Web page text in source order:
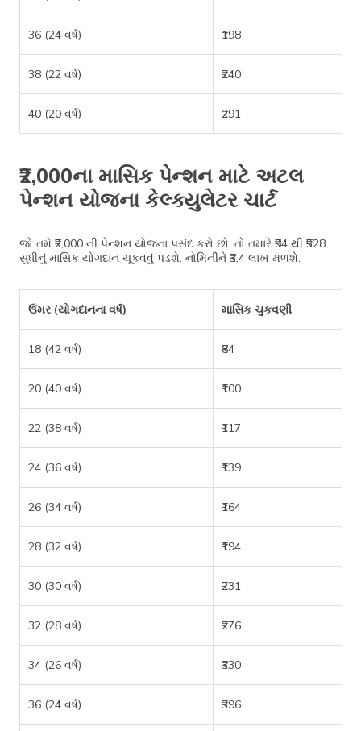
36 (24 વર્ષ) ₹198
38 (22 વર્ષ) ₹240
40 (20 વર્ષ) ₹291
₹2,000ના માસિક પેન્શન માટે અટલ
પેન્શન યોજના કેલ્ક્યુલેટર ચાર્ટ
જો તમે ₹2,000 ની પેન્શન યોજના પસંદ કરો છો, તો તમારે ₹84 થી ₹528
સુધીનું માસિક યોગદાન ચૂકવવું પડશે. નોમિનીને ₹3.4 લાખ મળશે.
ઉંમર (યોગદાનના વર્ષ) માસિક ચુકવણી
18 (42 વર્ષ) ₹84
20 (40 વર્ષ) ₹100
22 (38 વર્ષ) ₹117
24 (36 વર્ષ) ₹139
26 (34 વર્ષ) ₹164
28 (32 વર્ષ) ₹194
30 (30 વર્ષ) ₹231
32 (28 વર્ષ) ₹276
34 (26 વર્ષ) ₹330
36 (24 વર્ષ) ₹396